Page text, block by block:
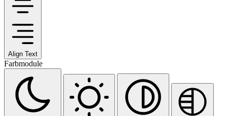
Align Text
Farbmodule